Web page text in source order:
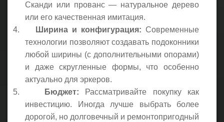
Сканди или прованс — натуральное дерево
или его качественная имитация.
4.
Ширина и конфигурация: Современные
технологии позволяют создавать подоконники
любой ширины (с дополнительными опорами)
и даже скругленные формы, что особенно
актуально для эркеров.
5.
Бюджет: Рассматривайте покупку как
инвестицию. Иногда лучше выбрать более
дорогой, но долговечный и ремонтопригодный